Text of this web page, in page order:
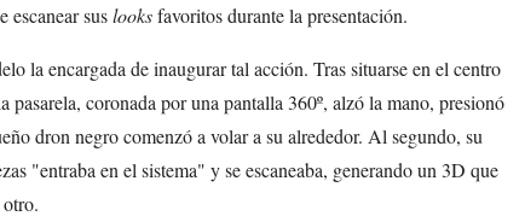
escanear suslooksfavoritos durante la presentación.
la encargada de inaugurar tal acción. Tras situarse en el centro
pasarela, coronada por una pantalla 360º, alzó la mano, presionó
dron negro comenzó a volar a su alrededor. Al segundo, su
"entraba en el sistema" y se escaneaba, generando un 3D que